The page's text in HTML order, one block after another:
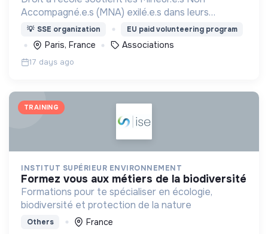
Accompagné.e.s (MNA) exilé.e.s dans leurs
démarches de scolarisation vers une école de la
République française.
💡 SSE organization EU paid volunteering program
Paris, France Associations
17 days ago
TRAINING
INSTITUT SUPÉRIEUR ENVIRONNEMENT
formez vous aux métiers de la biodiversité
Formations pour te spécialiser en écologie,
biodiversité et protection de la nature
Others France